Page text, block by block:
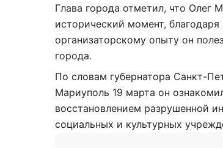
Глава города отметил, что Олег
исторический момент,
организаторскому опыту он
города.
По словам губернатора Санкт-
Мариуполь 19 марта он
восстановлением разрушенной
социальных и культурных